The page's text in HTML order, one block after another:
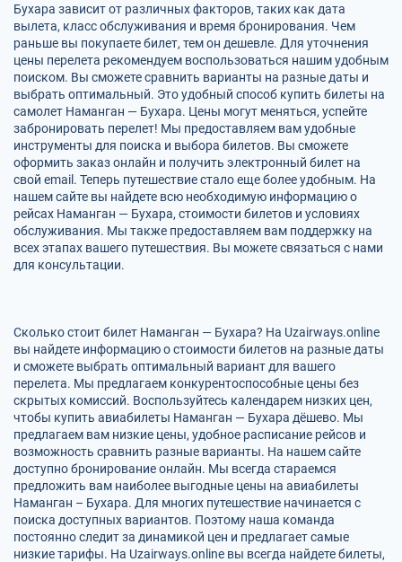
Бухара зависит от различных факторов, таких как дата
вылета, класс обслуживания и время бронирования. Чем
раньше вы покупаете билет, тем он дешевле. Для уточнения
цены перелета рекомендуем воспользоваться нашим удобным
поиском. Вы сможете сравнить варианты на разные даты и
выбрать оптимальный. Это удобный способ купить билеты на
самолет Наманган — Бухара. Цены могут меняться, успейте
забронировать перелет! Мы предоставляем вам удобные
инструменты для поиска и выбора билетов. Вы сможете
оформить заказ онлайн и получить электронный билет на
свой email. Теперь путешествие стало еще более удобным. На
нашем сайте вы найдете всю необходимую информацию о
рейсах Наманган — Бухара, стоимости билетов и условиях
обслуживания. Мы также предоставляем вам поддержку на
всех этапах вашего путешествия. Вы можете связаться с нами
для консультации.
Сколько стоит билет Наманган — Бухара? На Uzairways.online
вы найдете информацию о стоимости билетов на разные даты
и сможете выбрать оптимальный вариант для вашего
перелета. Мы предлагаем конкурентоспособные цены без
скрытых комиссий. Воспользуйтесь календарем низких цен,
чтобы купить авиабилеты Наманган — Бухара дёшево. Мы
предлагаем вам низкие цены, удобное расписание рейсов и
возможность сравнить разные варианты. На нашем сайте
доступно бронирование онлайн. Мы всегда стараемся
предложить вам наиболее выгодные цены на авиабилеты
Наманган – Бухара. Для многих путешествие начинается с
поиска доступных вариантов. Поэтому наша команда
постоянно следит за динамикой цен и предлагает самые
низкие тарифы. На Uzairways.online вы всегда найдете билеты,